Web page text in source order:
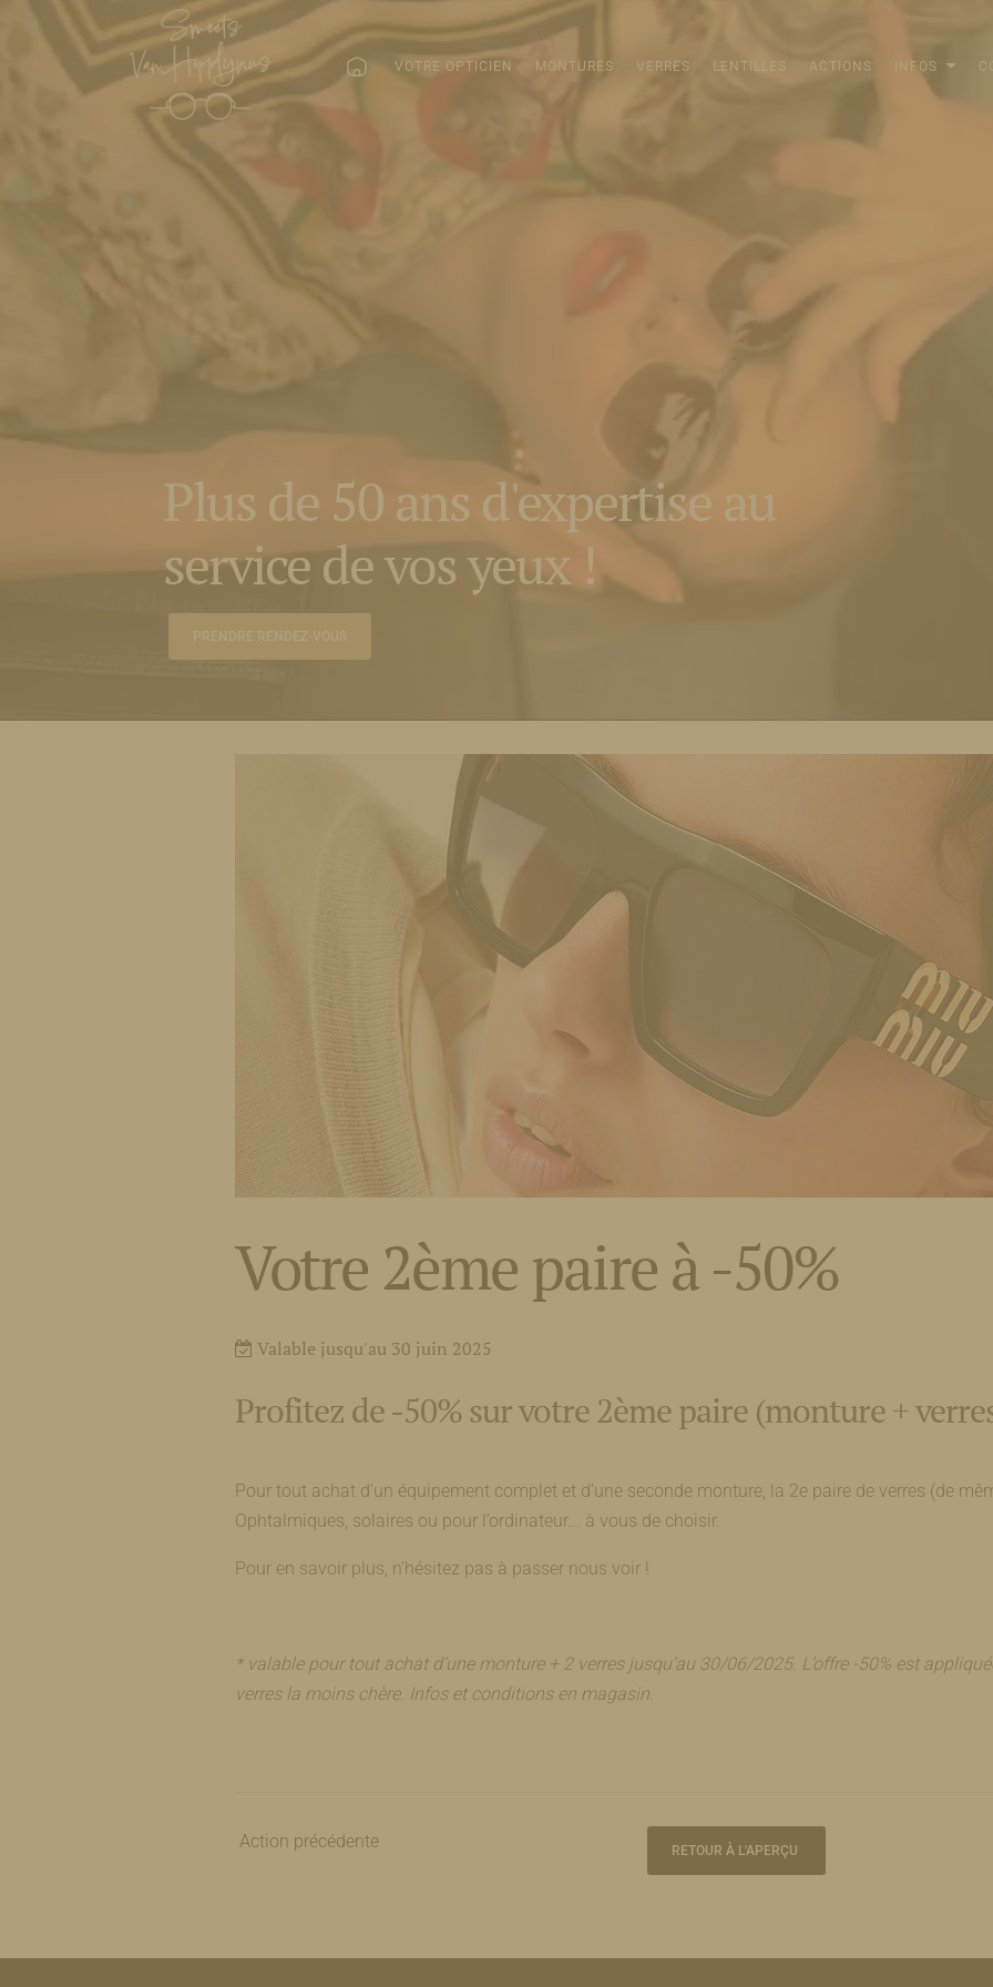
VOTRE OPTICIEN MONTURES VERRES LENTILLES ACTIONS INFOS
Plus de 50 ans d'expertise au
service de vos yeux !
Votre 2ème paire à -50%
Valable jusqu'au 30 juin 2025
Profitez de -50% sur votre 2ème paire (monture +
Pour tout achat d’un équipement complet et d’une seconde monture, la 2e paire de verres (de
Ophtalmiques, solaires ou pour l’ordinateur... à vous de choisir.
Pour en savoir plus, n’hésitez pas à passer nous voir !
* valable pour tout achat d’une monture + 2 verres jusqu’au 30/06/2025. L’offre -50% est
verres la moins chère. Infos et conditions en magasin.
Action précédente RETOUR À L'APERÇU